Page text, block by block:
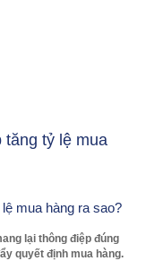
tỷ lệ mua
mua hàng ra sao?
lại thông điệp đúng
quyết định mua hàng.